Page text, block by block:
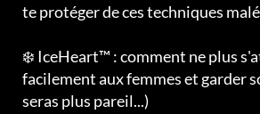
te protéger de ces techniques
❄️ IceHeart™ : comment ne plus
facilement aux femmes et garder
seras plus pareil...)